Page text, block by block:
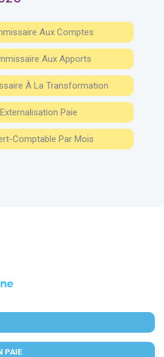
Aux Comptes
Aux Apports
À La Transformation
Paie
Comptable Par Mois
PAIE